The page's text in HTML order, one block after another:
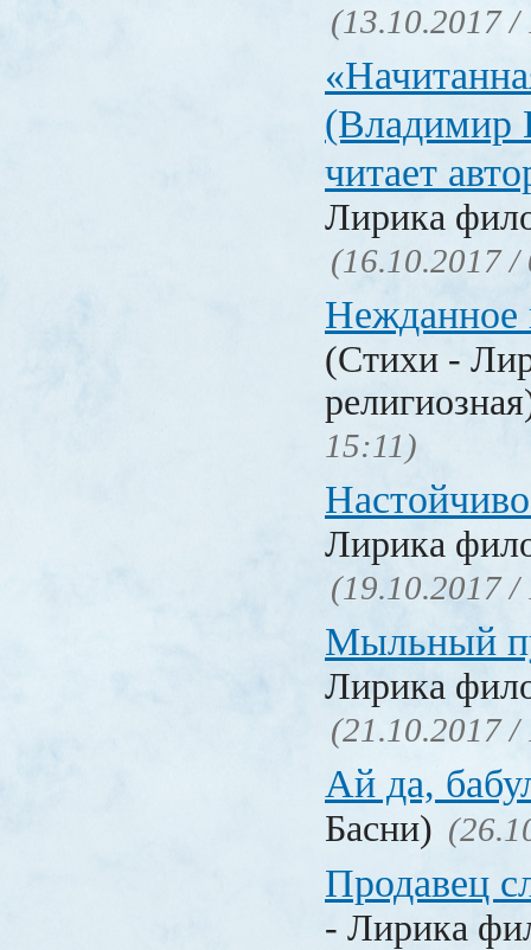
(13.10.2017 /
(Владимир
читает
Лирика
(16.10.2017 /
Нежданное
(Стихи -
15:11)
Лирика
(19.10.2017 /
Мыльный
Лирика
(21.10.2017 /
Ай да,
Басни)
Продавец
- Лирика